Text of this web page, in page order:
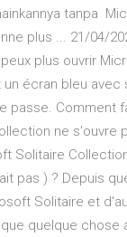
tanpa
plus ... 21/04/
plus ouvrir
un écran bleu
passe. Comment
ne s'ouvre
Solitaire
pas ) ? Depuis
Solitaire et
quelque chose